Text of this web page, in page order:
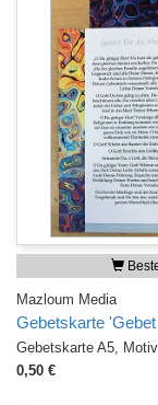
Mazloum Media
Gebetskarte
Gebetskarte A5,
0,50 €